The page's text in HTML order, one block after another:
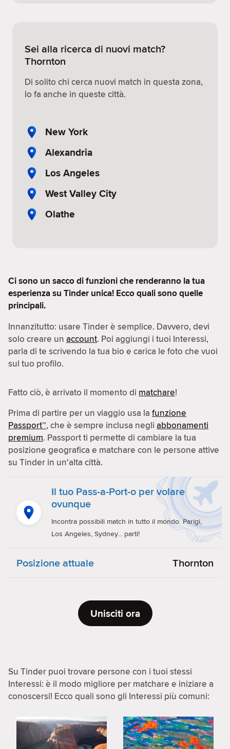
Sei alla ricerca di nuovi match?
Thornton
Di solito chi cerca nuovi match in questa zona,
lo fa anche in queste città.
New York
Alexandria
Los Angeles
West Valley City
Olathe
Ci sono un sacco di funzioni che renderanno la tua
esperienza su Tinder unica! Ecco quali sono quelle
principali.
Innanzitutto: usare Tinder è semplice. Davvero, devi
solo creare un account. Poi aggiungi i tuoi Interessi,
parla di te scrivendo la tua bio e carica le foto che vuoi
sul tuo profilo.
Fatto ciò, è arrivato il momento di matchare!
Prima di partire per un viaggio usa la funzione
Passport™, che è sempre inclusa negli abbonamenti
premium. Passport ti permette di cambiare la tua
posizione geografica e matchare con le persone attive
su Tinder in un'alta città.
Il tuo Pass-a-Port-o per volare
ovunque
Incontra possibili match in tutto il mondo. Parigi,
Los Angeles, Sydney... parti!
Posizione attuale Thornton
Unisciti ora
Su Tinder puoi trovare persone con i tuoi stessi
Interessi: è il modo migliore per matchare e iniziare a
conoscersi! Ecco quali sono gli Interessi più comuni: